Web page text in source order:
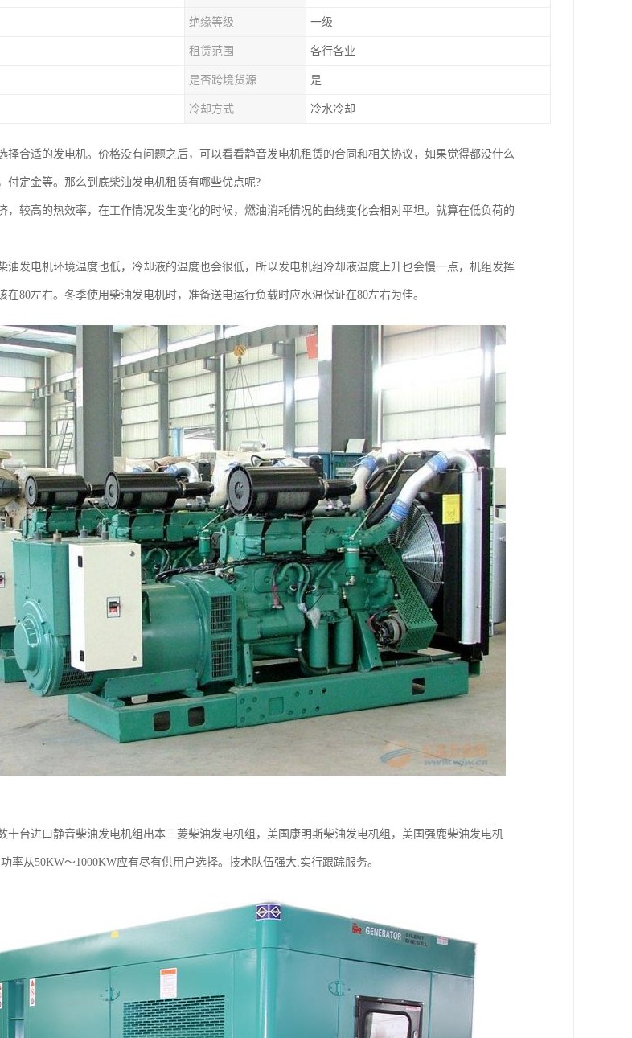
绝缘等级 一级
租赁范围 各行各业
是否跨境货源 是
冷却方式 冷水冷却
择合适的发电机。价格没有问题之后，可以看看静音发电机租赁的合同和相关协议，如果觉得都没什么
付定金等。那么到底柴油发电机租赁有哪些优点呢?
，较高的热效率，在工作情况发生变化的时候，燃油消耗情况的曲线变化会相对平坦。就算在低负荷的
油发电机环境温度也低，冷却液的温度也会很低，所以发电机组冷却液温度上升也会慢一点，机组发挥
在80左右。冬季使用柴油发电机时，准备送电运行负载时应水温保证在80左右为佳。
十台进口静音柴油发电机组出本三菱柴油发电机组，美国康明斯柴油发电机组，美国强鹿柴油发电机
率从50KW～1000KW应有尽有供用户选择。技术队伍强大,实行跟踪服务。